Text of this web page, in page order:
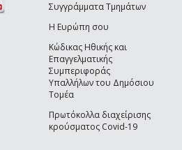
Συγγράμματα Τμημάτων
Η Ευρώπη σου
Κώδικας Ηθικής και
Επαγγελματικής
Συμπεριφοράς
Υπαλλήλων του Δημόσιου
Τομέα
Πρωτόκολλα διαχείρισης
κρούσματος Covid-19